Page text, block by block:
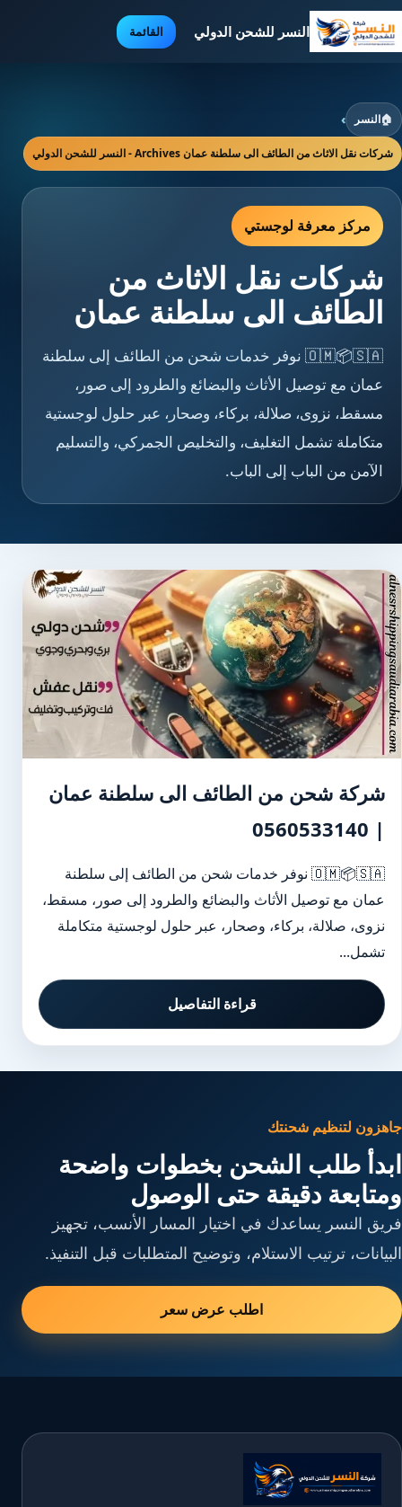
النسر للشحن الدولي القائمة
🏠النسر ›
شركات نقل الاثاث من الطائف الى سلطنة عمان Archives - النسر للشحن الدولي
مركز معرفة لوجستي
شركات نقل الاثاث من
الطائف الى سلطنة عمان
🇴🇲📦🇸🇦 نوفر خدمات شحن من الطائف إلى سلطنة
عمان مع توصيل الأثاث والبضائع والطرود إلى صور،
مسقط، نزوى، صلالة، بركاء، وصحار، عبر حلول لوجستية
متكاملة تشمل التغليف، والتخليص الجمركي، والتسليم
الآمن من الباب إلى الباب.
شركة شحن من الطائف الى سلطنة عمان
| 0560533140
🇴🇲📦🇸🇦 نوفر خدمات شحن من الطائف إلى سلطنة
عمان مع توصيل الأثاث والبضائع والطرود إلى صور، مسقط،
نزوى، صلالة، بركاء، وصحار، عبر حلول لوجستية متكاملة
تشمل...
قراءة التفاصيل
جاهزون لتنظيم شحنتك
ابدأ طلب الشحن بخطوات واضحة
ومتابعة دقيقة حتى الوصول
فريق النسر يساعدك في اختيار المسار الأنسب، تجهيز
البيانات، ترتيب الاستلام، وتوضيح المتطلبات قبل التنفيذ.
اطلب عرض سعر